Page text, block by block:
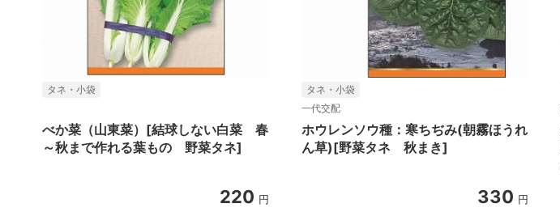
タネ・小袋
べか菜（山東菜）[結球しない白菜 春
～秋まで作れる葉もの 野菜タネ]
220 円
タネ・小袋
一代交配
ホウレンソウ種：寒ちぢみ(朝霧ほうれ
ん草)[野菜タネ 秋まき]
330 円